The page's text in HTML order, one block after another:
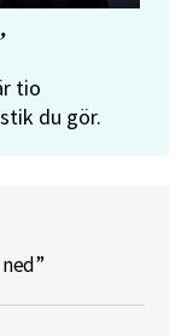
tio
du gör.